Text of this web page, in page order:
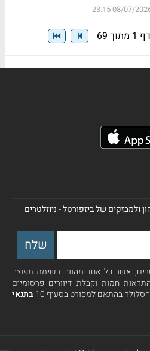
08/07/2026
69
ולמבזקים של ביזפורטל - ניוזלטרים
אשר כל אחד מהווה רשימת תפוצה
חמות וקבלת דיוורים פרסומיים
בהתאם למפורט בסעיף 10
בתנאי